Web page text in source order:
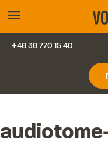
menu
Vanliga frågor
Kontakt
+46 36 770 15 40